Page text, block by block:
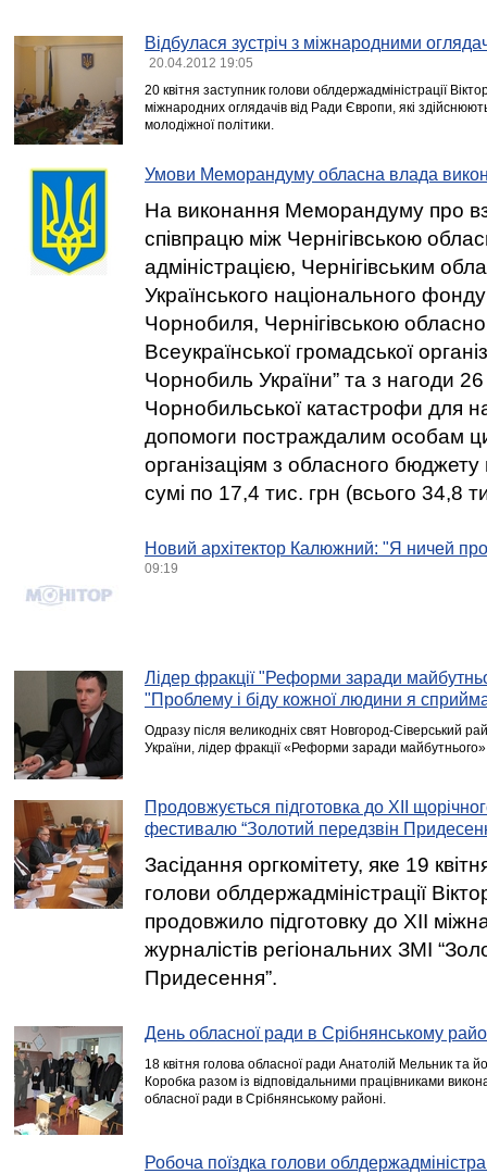
Відбулася зустріч з міжнародними
20.04.2012 19:05
20 квітня заступник голови облдержадміністрації
міжнародних оглядачів від Ради Європи, які
молодіжної політики.
Умови Меморандуму обласна влада
На виконання Меморандуму про
співпрацю між Чернігівською
адміністрацією, Чернігівським
Українського національного
Чорнобиля, Чернігівською
Всеукраїнської громадської
Чорнобиль України” та з нагоди
Чорнобильської катастрофи для
допомоги постраждалим особам
організаціям з обласного бюджету
сумі по 17,4 тис. грн (всього 34,8
Новий архітектор Калюжний: "Я ничей
09:19
Лідер фракції "Реформи заради
"Проблему і біду кожної людини я
Одразу після великодніх свят Новгород-Сіверський
України, лідер фракції «Реформи заради майбутнього»
Продовжується підготовка до XIІ
фестивалю “Золотий передзвін
Засідання оргкомітету, яке 19
голови облдержадміністрації
продовжило підготовку до XIІ
журналістів регіональних ЗМІ
Придесення”.
День обласної ради в Срібнянському
18 квітня голова обласної ради Анатолій Мельник та
Коробка разом із відповідальними працівниками
обласної ради в Срібнянському районі.
Робоча поїздка голови